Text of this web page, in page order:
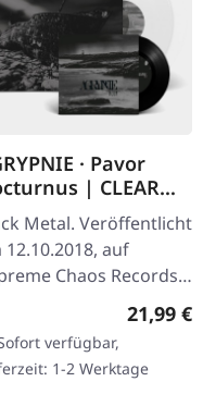
· Pavor
| CLEAR
BUNDLE
Metal. Veröffentlicht
12.10.2018, auf
Chaos Records.
180g Doppel-
im Gatefold-Cover
extra 7" Single
7"…
21,99 €
verfügbar,
1-2 Werktage